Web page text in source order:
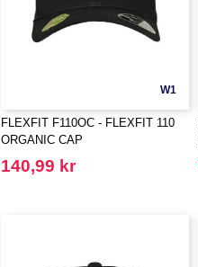
W1
FLEXFIT F110OC - FLEXFIT 110
ORGANIC CAP
140,99 kr